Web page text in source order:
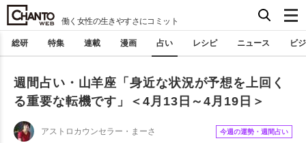
働く女性の生きやすさにコミット
総研 特集 連載 漫画 占い レシピ ニュース ビ
週間占い・山羊座「身近な状況が予想を上回く
る重要な転機です」＜4月13日～4月19日＞
アストロカウンセラー・まーさ 今週の運勢・週間占い